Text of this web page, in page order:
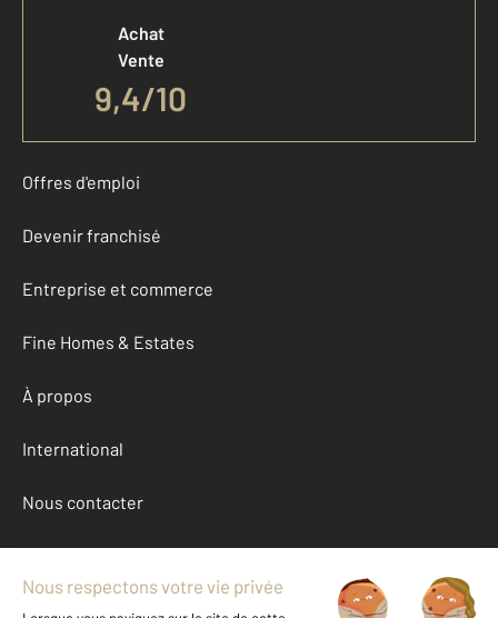
Achat
Vente
9,4/10
Offres d'emploi
Devenir franchisé
Entreprise et commerce
Fine Homes & Estates
À propos
International
Nous contacter
Mentions légales & CGU et Barèmes d'honoraires